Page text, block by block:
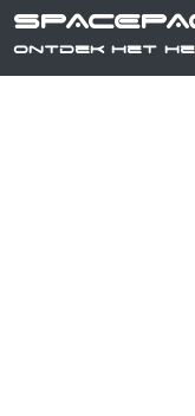
Ontdek het